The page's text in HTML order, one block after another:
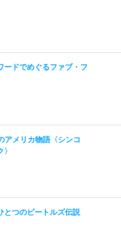
ドでめぐるファブ・フ
アメリカ物語〈シンコ
つのビートルズ伝説